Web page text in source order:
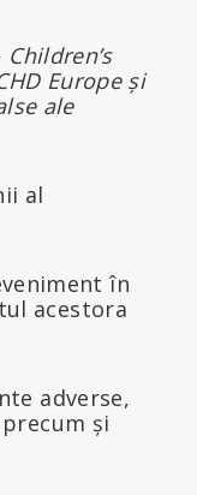
Children’s
Europe și
ale
al
în
acestora
adverse,
și